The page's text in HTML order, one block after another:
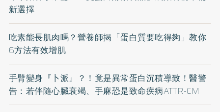
新選擇
吃素能長肌肉嗎？營養師揭「蛋白質要吃得夠」教你
6方法有效增肌
手臂變身『卜派』？！竟是異常蛋白沉積導致！醫警
告：若伴隨心臟衰竭、手麻恐是致命疾病ATTR-CM